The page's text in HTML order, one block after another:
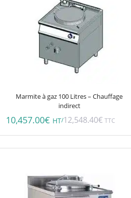
Marmite à gaz 100 Litres – Chauffage
indirect
10,457.00€ HT/12,548.40€ TTC
plusieurs